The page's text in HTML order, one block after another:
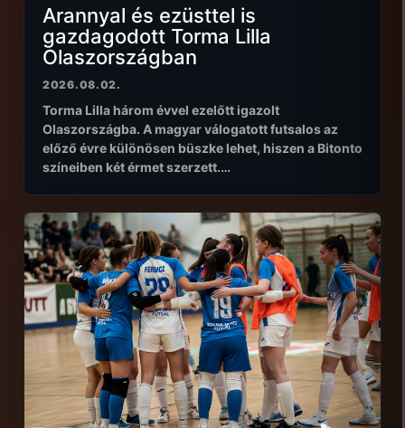
Arannyal és ezüsttel is
gazdagodott Torma Lilla
Olaszországban
2026.08.02.
Torma Lilla három évvel ezelőtt igazolt
Olaszországba. A magyar válogatott futsalos az
előző évre különösen büszke lehet, hiszen a Bitonto
színeiben két érmet szerzett.…